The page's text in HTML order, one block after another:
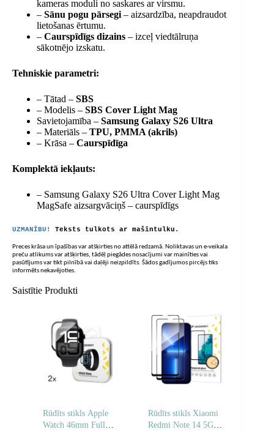
kameras moduli no saskares ar virsmu.
– Sānu pogu pārsegi – aizsardzība, neapdraudot
lietošanas ērtumu.
– Caurspīdīgs dizains – izceļ viedtālruņa
sākotnējo izskatu.
Tehniskie parametri:
– Tātad – SBS
– Modelis – SBS Cover Light Mag
Savietojamība – Samsung Galaxy S26 Ultra
– Materiāls – TPU, PMMA (akrils)
– Krāsa – Caurspīdīga
Komplektā iekļauts:
– Samsung Galaxy S26 Ultra Cover Light Mag
MagSafe aizsargvāciņš – caurspīdīgs
UZMANĪBU! Teksts tulkots ar mašīntulku.
Preces krāsa un īpašības var atšķirties no attēlā redzamā. Noliktavas un e-veikala
preču atlikums var atšķirties, tādēļ piegādes nosacījumi var mainīties vai
pasūtījums var tikt pilnībā vai daļēji neizpildīts. Šādos gadījumos pircējs tiks
informēts nekavējoties.
Saistītie Produkti
Rūdīts stikls Apple
Watch 46mm Full
Rūdīts stikls Xiaomi
Redmi Note 14 5G /